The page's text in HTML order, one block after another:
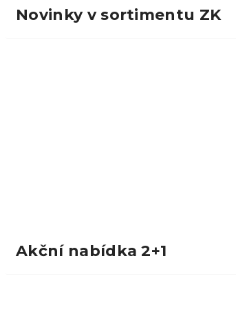
Novinky v sortimentu ZK
Akční nabídka 2+1